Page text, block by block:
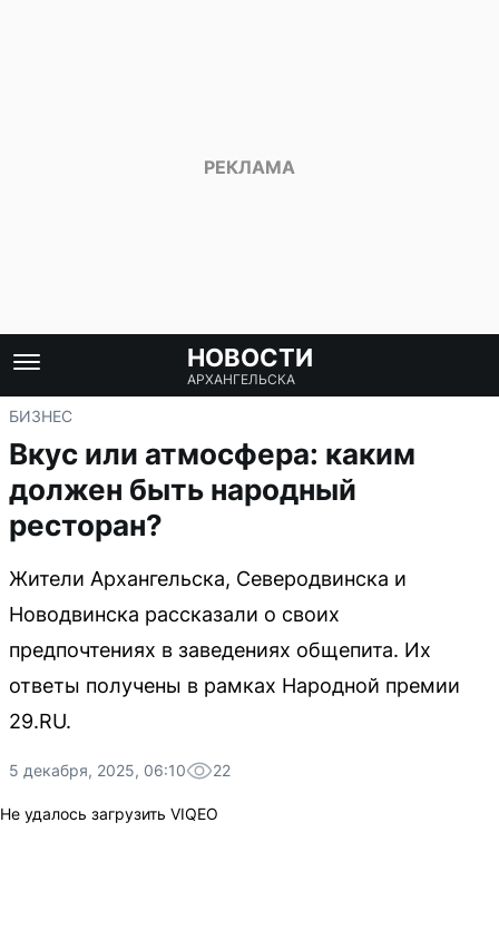
НОВОСТИ
АРХАНГЕЛЬСКА
БИЗНЕС
Вкус или атмосфера: каким
должен быть народный
ресторан?
Жители Архангельска, Северодвинска и
Новодвинска рассказали о своих
предпочтениях в заведениях общепита. Их
ответы получены в рамках Народной премии
29.RU.
5 декабря, 2025, 06:10 22
Не удалось загрузить VIQEO